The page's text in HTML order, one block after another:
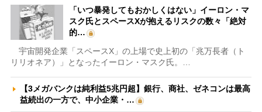
「いつ暴発してもおかしくはない」イーロン・マ
スク氏とスペースXが抱えるリスクの数々「絶対
的…
宇宙開発企業「スペースX」の上場で史上初の「兆万長者（ト
リリオネア）」となったイーロン・マスク氏。…
【3メガバンクは純利益5兆円超】銀行、商社、ゼネコンは最高
益続出の一方で、中小企業・…